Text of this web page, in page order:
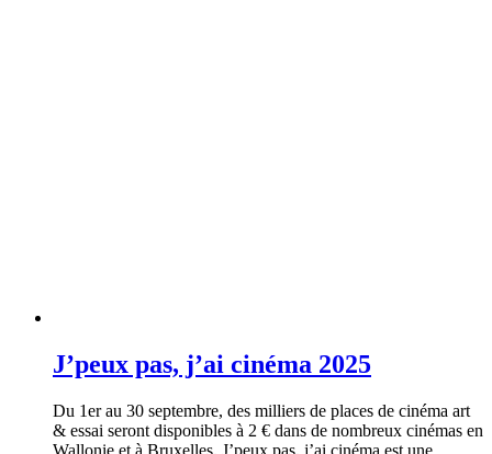
J’peux pas, j’ai cinéma 2025
Du 1er au 30 septembre, des milliers de places de cinéma art
& essai seront disponibles à 2 € dans de nombreux cinémas en
Wallonie et à Bruxelles. J’peux pas, j’ai cinéma est une